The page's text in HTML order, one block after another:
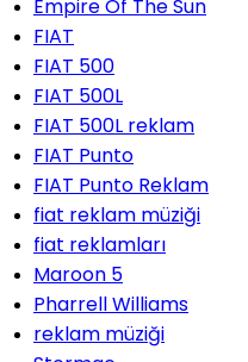
Empire Of The Sun
FIAT
FIAT 500
FIAT 500L
FIAT 500L reklam
FIAT Punto
FIAT Punto Reklam
fiat reklam müziği
fiat reklamları
Maroon 5
Pharrell Williams
reklam müziği